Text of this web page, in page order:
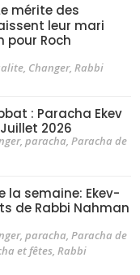
mérite des
leur mari
pour Roch
, Changer, Rabbi
: Paracha Ekev
2026
, paracha, Paracha de
la semaine: Ekev-
de Rabbi Nahman
, paracha, Paracha de
et fêtes, Rabbi